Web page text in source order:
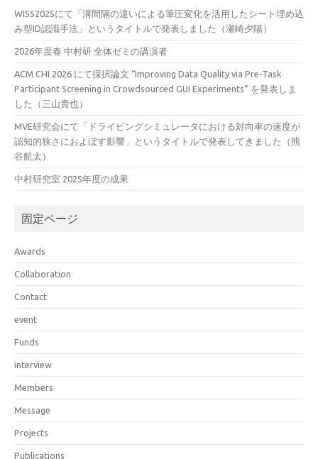
WISS2025にて「溝間隔の違いによる筆圧変化を活用したシート埋め込
み型ID認識手法」というタイトルで発表しました（瀬崎夕陽）
2026年度春 中村研 全体ゼミの講演者
ACM CHI 2026 にて採択論文 “Improving Data Quality via Pre-Task
Participant Screening in Crowdsourced GUI Experiments” を発表しま
した（三山貴也）
MVE研究会にて「ドライビングシミュレータにおける対向車の速度が
認知的狭さにおよぼす影響」というタイトルで発表してきました（熊
谷航太）
中村研究室 2025年度の成果
固定ページ
Awards
Collaboration
Contact
event
Funds
interview
Members
Message
Projects
Publications